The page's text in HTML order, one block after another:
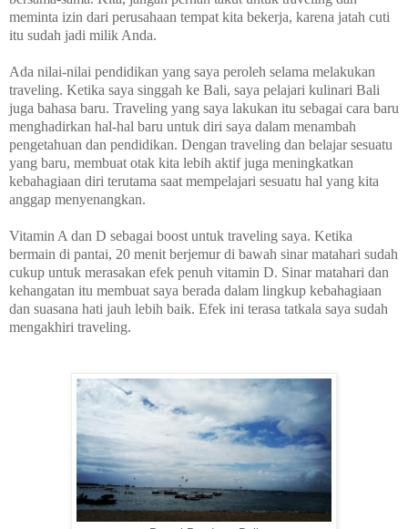
meminta izin dari perusahaan tempat kita bekerja, karena jatah cuti
itu sudah jadi milik Anda.
Ada nilai-nilai pendidikan yang saya peroleh selama melakukan
traveling. Ketika saya singgah ke Bali, saya pelajari kulinari Bali
juga bahasa baru. Traveling yang saya lakukan itu sebagai cara baru
menghadirkan hal-hal baru untuk diri saya dalam menambah
pengetahuan dan pendidikan. Dengan traveling dan belajar sesuatu
yang baru, membuat otak kita lebih aktif juga meningkatkan
kebahagiaan diri terutama saat mempelajari sesuatu hal yang kita
anggap menyenangkan.
Vitamin A dan D sebagai boost untuk traveling saya. Ketika
bermain di pantai, 20 menit berjemur di bawah sinar matahari sudah
cukup untuk merasakan efek penuh vitamin D. Sinar matahari dan
kehangatan itu membuat saya berada dalam lingkup kebahagiaan
dan suasana hati jauh lebih baik. Efek ini terasa tatkala saya sudah
mengakhiri traveling.